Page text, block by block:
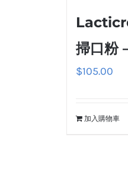
掃口粉
$105.00
加入購物車